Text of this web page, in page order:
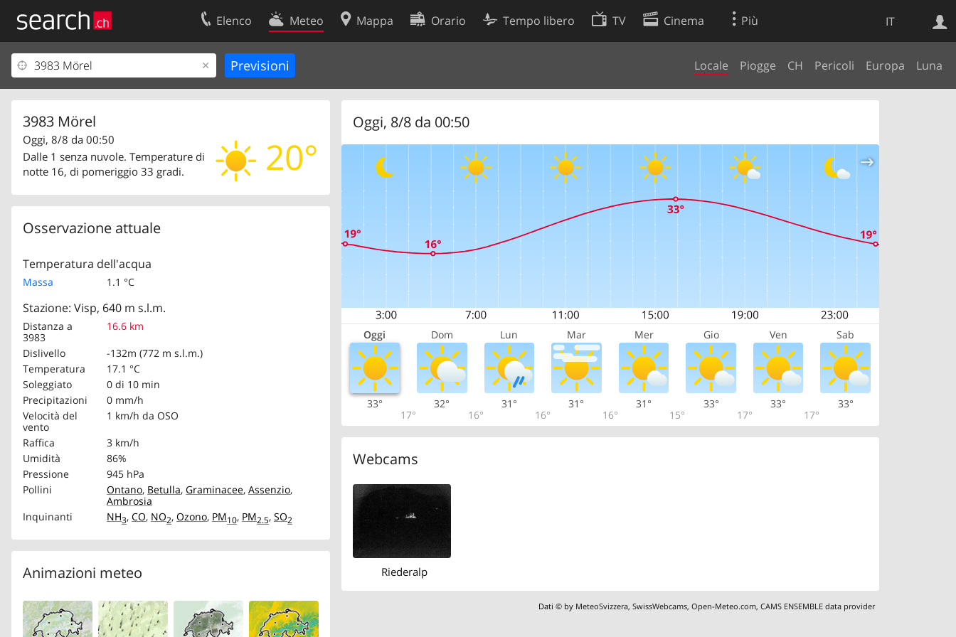
IT
Elenco Meteo Mappa Orario Tempo libero TV Cinema Più
Locale Piogge CH Pericoli Europa Luna
3983 Mörel
20°
Oggi, 8/8 da 00:50
Dalle 1 senza nuvole. Temperature di
notte 16, di pomeriggio 33 gradi.
Osservazione attuale
Temperatura dell'acqua
Massa 1.1 °C
Stazione: Visp, 640 m s.l.m.
Distanza a
3983
16.6 km
Dislivello
-132m (772 m s.l.m.)
Temperatura
17.1 °C
Soleggiato
0 di 10 min
Precipitazioni
0 mm/h
Velocità del
vento
1 km/h da OSO
Raffica
3 km/h
Umidità
86%
Pressione
945 hPa
Pollini
Ontano, Betulla, Graminacee, Assenzio,
Ambrosia
Inquinanti
NH3, CO, NO2, Ozono, PM10, PM2.5, SO2
Animazioni meteo
Oggi, 8/8 da 00:50
Oggi Dom Lun Mar Mer Gio Ven Sab
33°
17°
32°
16°
31°
16°
31°
16°
31°
15°
33°
17°
33°
17°
33°
Webcams
Riederalp
Dati © by MeteoSvizzera,SwissWebcams,Open-Meteo.com,CAMS ENSEMBLE data provider
Ricerca Web
Il vostro profolio
Area clienti
Informazioni Legali
Contatti
Condizioni d’uso
Preferenze cookie